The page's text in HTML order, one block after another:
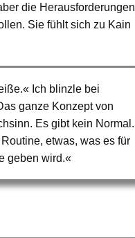
die Herausforderungen
Sie fühlt sich zu Kain
Ich blinzle bei
ganze Konzept von
Es gibt kein Normal.
etwas, was es für
geben wird.«